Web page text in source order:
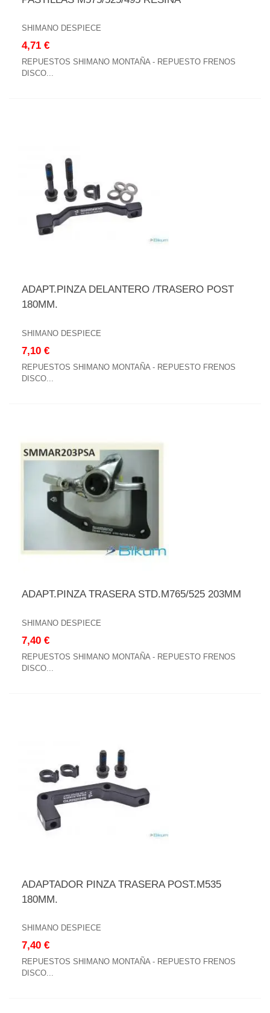
SHIMANO DESPIECE
4,71 €
REPUESTOS SHIMANO MONTAÑA - REPUESTO FRENOS
DISCO...
ADAPT.PINZA DELANTERO /TRASERO POST
180MM.
SHIMANO DESPIECE
7,10 €
REPUESTOS SHIMANO MONTAÑA - REPUESTO FRENOS
DISCO...
ADAPT.PINZA TRASERA STD.M765/525 203MM
SHIMANO DESPIECE
7,40 €
REPUESTOS SHIMANO MONTAÑA - REPUESTO FRENOS
DISCO...
ADAPTADOR PINZA TRASERA POST.M535
180MM.
SHIMANO DESPIECE
7,40 €
REPUESTOS SHIMANO MONTAÑA - REPUESTO FRENOS
DISCO...